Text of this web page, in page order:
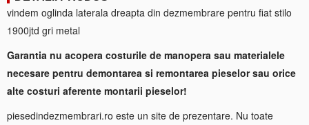
vindem oglinda laterala dreapta din dezmembrare pentru fiat stilo
1900jtd gri metal
Garantia nu acopera costurile de manopera sau materialele
necesare pentru demontarea si remontarea pieselor sau orice
alte costuri aferente montarii pieselor!
piesedindezmembrari.ro este un site de prezentare. Nu toate